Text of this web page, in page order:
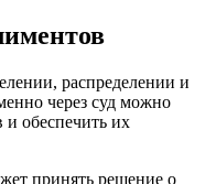
распределении и
через суд можно
и обеспечить их
принять решение о